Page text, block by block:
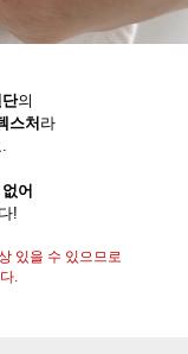
의
스처 라
어
!
있을 수 있으므로
.